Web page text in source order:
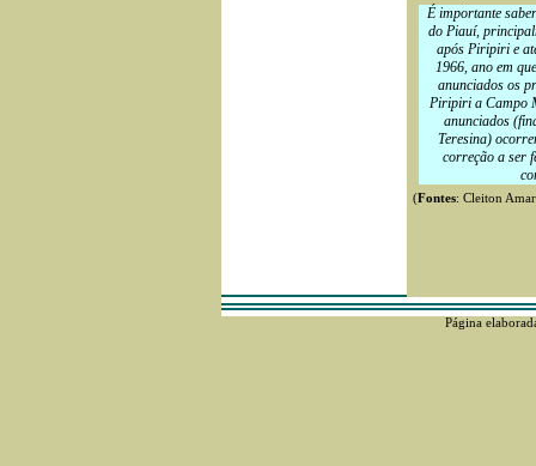
É importante
do Piauí,
após Piripiri e
1966, ano em
anunciados os
Piripiri a Campo
anunciados
Teresina)
correção a ser
(Fontes: Cleiton
Página